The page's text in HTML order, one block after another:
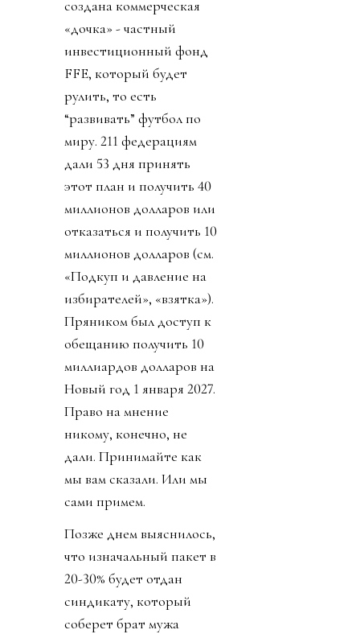
создана коммерческая
«дочка» - частный
инвестиционный фонд
FFE, который будет
рулить, то есть
“развивать” футбол по
миру. 211 федерациям
дали 53 дня принять
этот план и получить 40
миллионов долларов или
отказаться и получить 10
миллионов долларов (см.
«Подкуп и давление на
избирателей», «взятка»).
Пряником был доступ к
обещанию получить 10
миллиардов долларов на
Новый год 1 января 2027.
Право на мнение
никому, конечно, не
дали. Принимайте как
мы вам сказали. Или мы
сами примем.
Позже днем выяснилось,
что изначальный пакет в
20-30% будет отдан
синдикату, который
соберет брат мужа